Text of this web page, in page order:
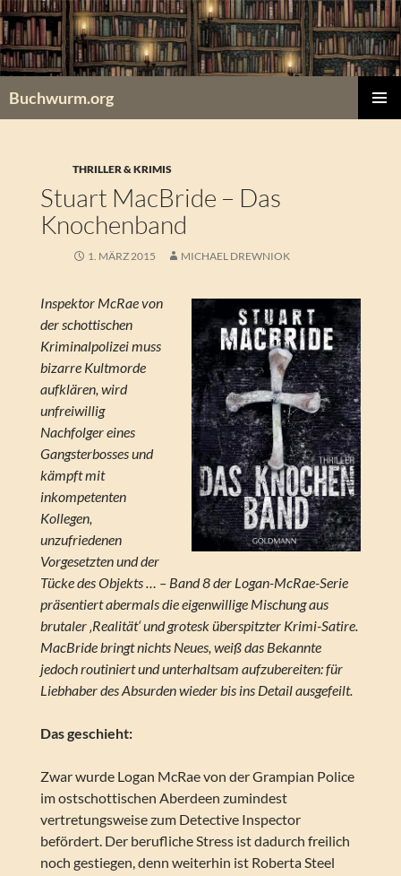
Zum
Inhalt
springen
Buchwurm.org
THRILLER & KRIMIS
Stuart MacBride – Das
Knochenband
1. MÄRZ 2015 MICHAEL DREWNIOK
Inspektor McRae von
der schottischen
Kriminalpolizei muss
bizarre Kultmorde
aufklären, wird
unfreiwillig
Nachfolger eines
Gangsterbosses und
kämpft mit
inkompetenten
Kollegen,
unzufriedenen
Vorgesetzten und der
Tücke des Objekts … – Band 8 der Logan-McRae-Serie
präsentiert abermals die eigenwillige Mischung aus
brutaler ‚Realität‘ und grotesk überspitzter Krimi-Satire.
MacBride bringt nichts Neues, weiß das Bekannte
jedoch routiniert und unterhaltsam aufzubereiten: für
Liebhaber des Absurden wieder bis ins Detail ausgefeilt.
Das geschieht:
Zwar wurde Logan McRae von der Grampian Police
im ostschottischen Aberdeen zumindest
vertretungsweise zum Detective Inspector
befördert. Der berufliche Stress ist dadurch freilich
noch gestiegen, denn weiterhin ist Roberta Steel